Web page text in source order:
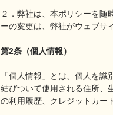
２．弊社は、本ポリシーを随
ーの変更は、弊社がウェブサ
第2条（個人情報）
「個人情報」とは、個人を
結びついて使用される住所、
の利用履歴、クレジットカー